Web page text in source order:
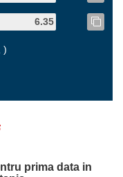
)
prima data in